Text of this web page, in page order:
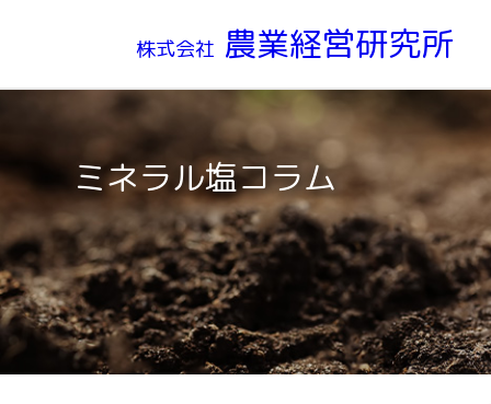
株式会社 農業経営研究所
ミネラル塩コラム